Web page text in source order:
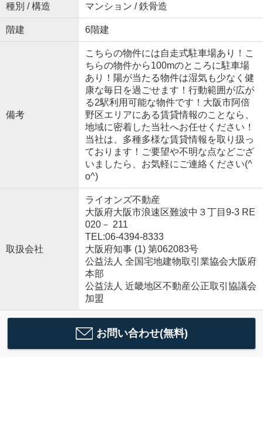
種別 / 構造 マンション / 鉄骨造
階建 6階建
備考
こちらの物件には自走式駐車場あり！こ
ちらの物件から100mのところに駐車場
あり！陽が当たる物件は湿気も少なく健
康な毎日を過ごせます！行動範囲が広が
る2駅利用可能な物件です！大阪市阿倍
野区エリアにある賃貸情報のことなら、
地域に密着した当社へお任せください！
当社は、多種多様な賃貸情報を取り扱っ
ております！ご要望や不明な点などござ
いましたら、お気軽にご連絡ください(^
o^)
取扱会社
ライオンズ不動産
大阪府大阪市浪速区難波中３丁目9-3 RE
020－ 211
TEL:06-4394-8333
大阪府知事 (1) 第062083号
公益法人 全国宅地建物取引業協会大阪府
本部
公益法人 近畿地区不動産公正取引協議会
加盟
お問い合わせ(無料)